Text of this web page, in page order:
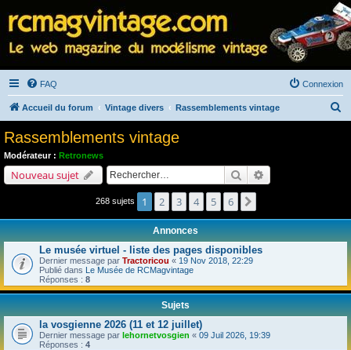
FAQ Connexion
Accueil du forum Vintage divers Rassemblements vintage
c
Rassemblements vintage
Modérateur : Retronews
Nouveau sujet Rechercher
268 sujets 1 2 3 4 5 6
Annonces
Le musée virtuel - liste des pages disponibles
Dernier message par Tractoricou « 19 Nov 2018, 22:29
Publié dans Le Musée de RCMagvintage
Réponses : 8
Sujets
la vosgienne 2026 (11 et 12 juillet)
Dernier message par lehornetvosgien « 09 Juil 2026, 19:39
Réponses : 4